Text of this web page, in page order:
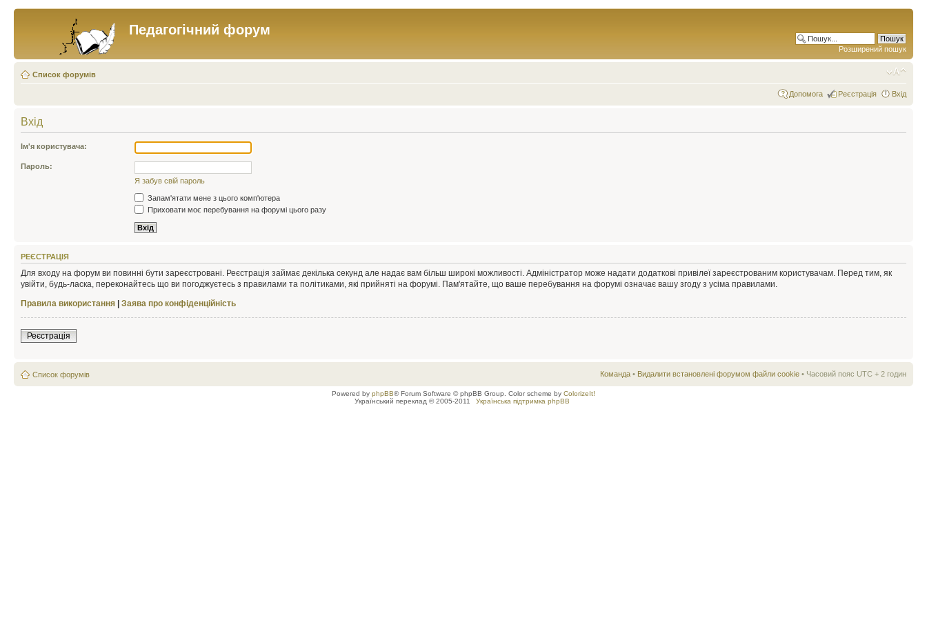
Педагогічний форум
Розширений пошук
Список форумів
Допомога Реєстрація Вхід
Вхід
Ім'я користувача:
Пароль:
Я забув свій пароль
Запам'ятати мене з цього комп'ютера
Приховати моє перебування на форумі цього разу
РЕЄСТРАЦІЯ
Для входу на форум ви повинні бути зареєстровані. Реєстрація займає декілька секунд але надає вам більш широкі можливості. Адміністратор може надати додаткові привілеї зареєстрованим користувачам. Перед тим, як
увійти, будь-ласка, переконайтесь що ви погоджуєтесь з правилами та політиками, які прийняті на форумі. Пам'ятайте, що ваше перебування на форумі означає вашу згоду з усіма правилами.
Правила використання | Заява про конфіденційність
Реєстрація
Список форумів Команда • Видалити встановлені форумом файли cookie • Часовий пояс UTC + 2 годин
Powered by phpBB® Forum Software © phpBB Group. Color scheme by ColorizeIt!
Український переклад © 2005-2011
Українська підтримка phpBB